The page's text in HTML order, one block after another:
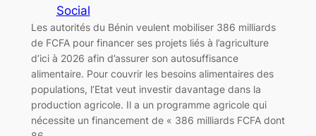
Social
Les autorités du Bénin veulent mobiliser 386 milliards
de FCFA pour financer ses projets liés à l’agriculture
d’ici à 2026 afin d’assurer son autosuffisance
alimentaire. Pour couvrir les besoins alimentaires des
populations, l’Etat veut investir davantage dans la
production agricole. Il a un programme agricole qui
nécessite un financement de « 386 milliards FCFA dont